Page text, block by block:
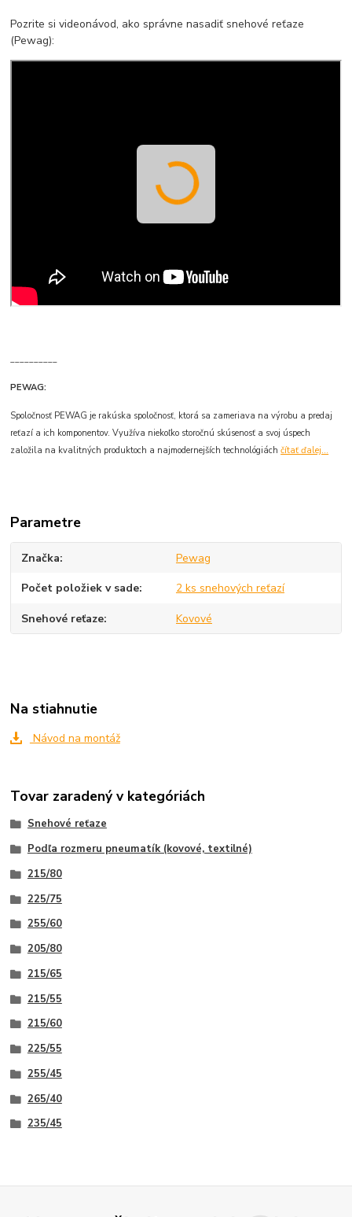
Pozrite si videonávod, ako správne nasadiť snehové reťaze
(Pewag):
PEWAG:
Spoločnosť PEWAG je rakúska spoločnosť, ktorá sa zameriava na výrobu a predaj
reťazí a ich komponentov. Využíva niekoľko storočnú skúsenosť a svoj úspech
založila na kvalitných produktoch a najmodernejších technológiáchčítať ďalej...
Parametre
Značka Pewag
Počet položiek v sade 2 ks snehových reťazí
Snehové reťaze Kovové
Na stiahnutie
Návod na montáž
Tovar zaradený v kategóriách
Snehové reťaze
Podľa rozmeru pneumatík (kovové, textilné)
215/80
225/75
255/60
205/80
215/65
215/55
215/60
225/55
255/45
265/40
235/45